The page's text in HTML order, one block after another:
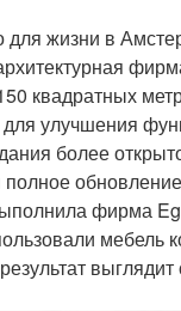
для жизни в
квадратных
улучшения
более
фирма
мебель